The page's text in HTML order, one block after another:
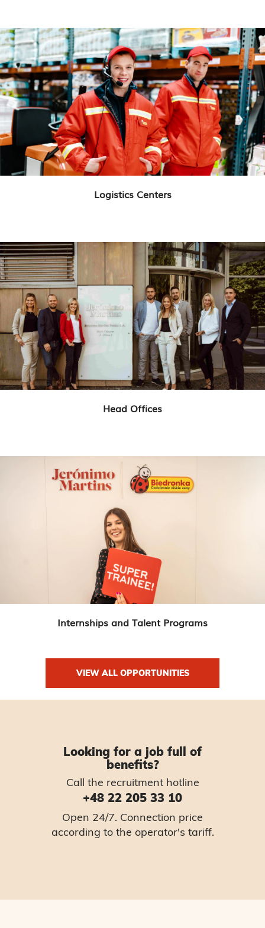
Logistics Centers
Head Offices
Internships and Talent Programs
VIEW ALL OPPORTUNITIES
Looking for a job full of
benefits?
Call the recruitment hotline
+48 22 205 33 10
Open 24/7. Connection price
according to the operator's tariff.